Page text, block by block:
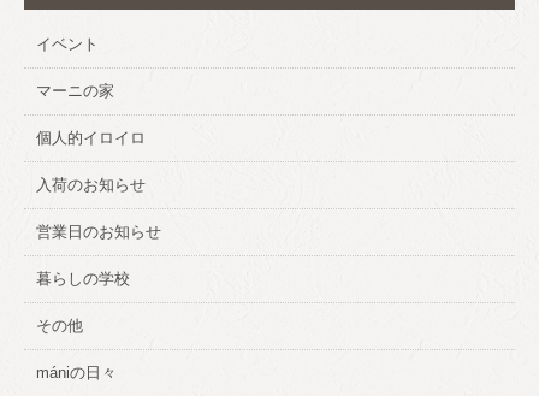
イベント
マーニの家
個人的イロイロ
入荷のお知らせ
営業日のお知らせ
暮らしの学校
その他
mániの日々